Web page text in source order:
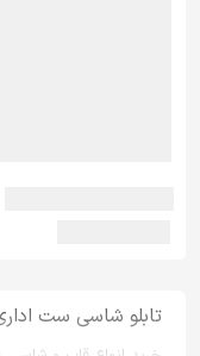
تابلو شاسی ست